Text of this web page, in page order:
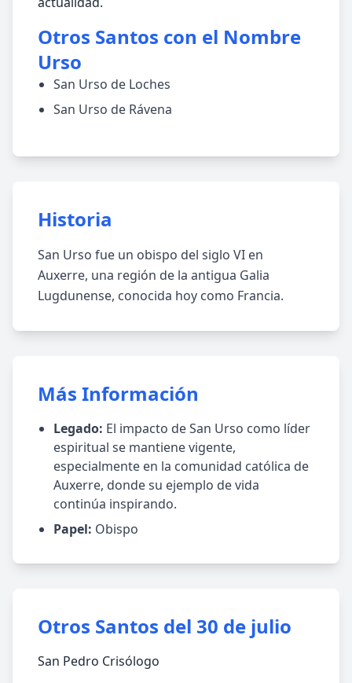
Otros Santos con el Nombre
Urso
San Urso de Loches
San Urso de Rávena
Historia
San Urso fue un obispo del siglo VI en
Auxerre, una región de la antigua Galia
Lugdunense, conocida hoy como Francia.
Más Información
Legado: El impacto de San Urso como líder
espiritual se mantiene vigente,
especialmente en la comunidad católica de
Auxerre, donde su ejemplo de vida
continúa inspirando.
Papel: Obispo
Otros Santos del 30 de julio
San Pedro Crisólogo